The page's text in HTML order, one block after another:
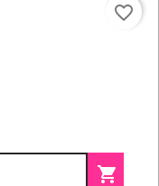

favorite_border